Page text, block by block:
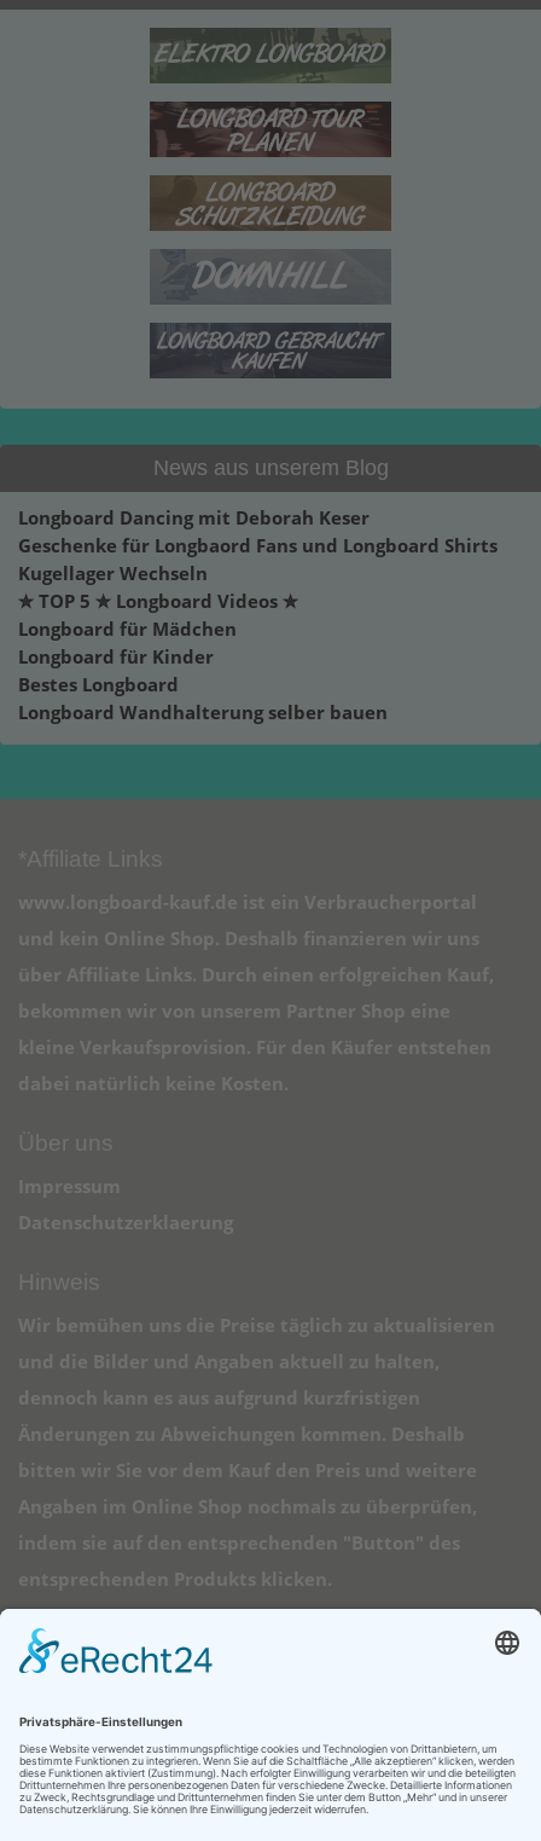
News aus unserem Blog
Longboard Dancing mit Deborah Keser
Geschenke für Longbaord Fans und Longboard Shirts
Kugellager Wechseln
✮ TOP 5 ✮ Longboard Videos ✮
Longboard für Mädchen
Longboard für Kinder
Bestes Longboard
Longboard Wandhalterung selber bauen
*Affiliate Links
www.longboard-kauf.de ist ein Verbraucherportal
und kein Online Shop. Deshalb finanzieren wir uns
über Affiliate Links. Durch einen erfolgreichen Kauf,
bekommen wir von unserem Partner Shop eine
kleine Verkaufsprovision. Für den Käufer entstehen
dabei natürlich keine Kosten.
Über uns
Impressum
Datenschutzerklaerung
Hinweis
Wir bemühen uns die Preise täglich zu aktualisieren
und die Bilder und Angaben aktuell zu halten,
dennoch kann es aus aufgrund kurzfristigen
Änderungen zu Abweichungen kommen. Deshalb
bitten wir Sie vor dem Kauf den Preis und weitere
Angaben im Online Shop nochmals zu überprüfen,
indem sie auf den entsprechenden "Button" des
entsprechenden Produkts klicken.
➠ Direktlinks
Longboard Anfänger
Mini Longboards
Elektro Longboards